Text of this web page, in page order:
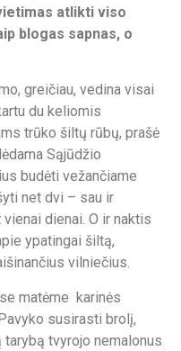
atlikti viso
blogas sapnas, o
greičiau, vedina visai
du keliomis
trūko šiltų rūbų, prašė
Sąjūdžio
budėti vežančiame
net dvi – sau ir
dienai. O ir naktis
ypatingai šiltą,
vilniečius.
matėme karinės
susirasti brolį,
tvyrojo nemalonus